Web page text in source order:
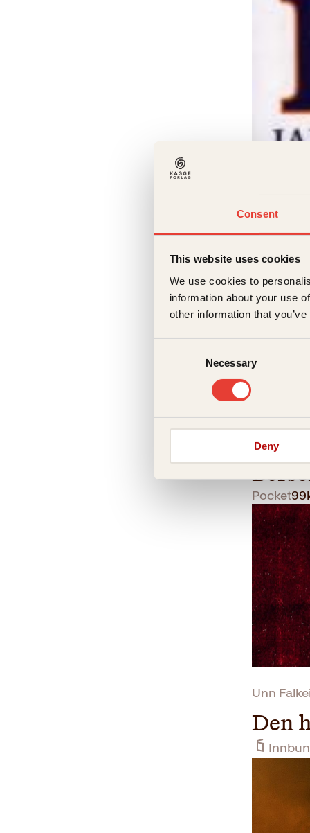
Consent
This website uses cookies
We use cookies to
information about your use
other information that
Necessary
Deny
Eskil
Pocket99
Unn
Den